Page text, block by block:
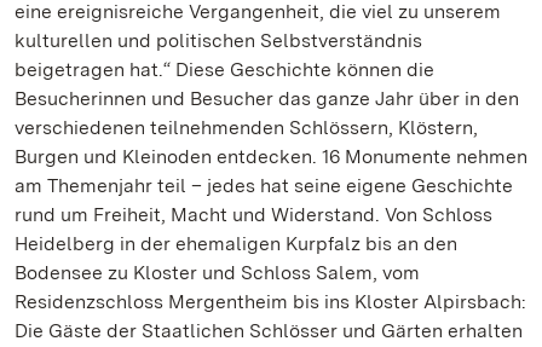
eine ereignisreiche Vergangenheit, die viel zu unserem
kulturellen und politischen Selbstverständnis
beigetragen hat.“ Diese Geschichte können die
Besucherinnen und Besucher das ganze Jahr über in den
verschiedenen teilnehmenden Schlössern, Klöstern,
Burgen und Kleinoden entdecken. 16 Monumente nehmen
am Themenjahr teil – jedes hat seine eigene Geschichte
rund um Freiheit, Macht und Widerstand. Von Schloss
Heidelberg in der ehemaligen Kurpfalz bis an den
Bodensee zu Kloster und Schloss Salem, vom
Residenzschloss Mergentheim bis ins Kloster Alpirsbach:
Die Gäste der Staatlichen Schlösser und Gärten erhalten